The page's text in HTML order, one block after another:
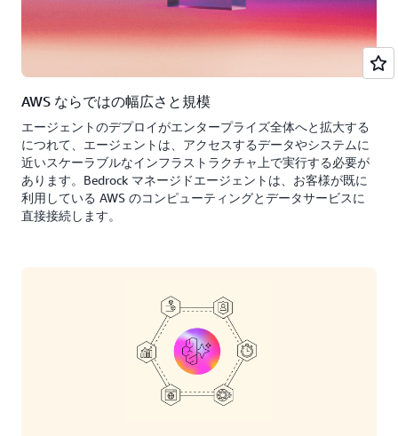
AWS ならではの幅広さと規模
エージェントのデプロイがエンタープライズ全体へと拡大する
につれて、エージェントは、アクセスするデータやシステムに
近いスケーラブルなインフラストラクチャ上で実行する必要が
あります。Bedrock マネージドエージェントは、お客様が既に
利用している AWS のコンピューティングとデータサービスに
直接接続します。